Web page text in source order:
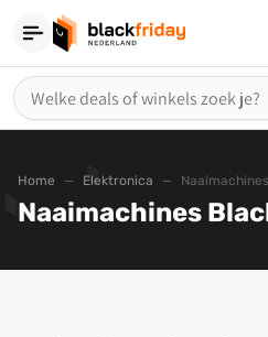
Home Elektronica Naaimachines
Naaimachines